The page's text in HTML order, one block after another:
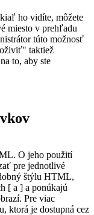
ho vidíte, môžete
miesto v prehľadu
túto možnosť
taktiež
to, aby ste
O jeho použití
pre jednotlivé
štýlu HTML,
[ a ] a ponúkajú
Pre viac
ktorá je dostupná cez